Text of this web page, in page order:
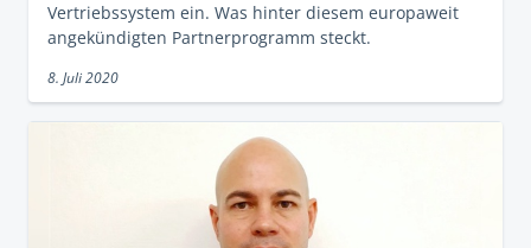
Vertriebssystem ein. Was hinter diesem europaweit
angekündigten Partnerprogramm steckt.
8. Juli 2020